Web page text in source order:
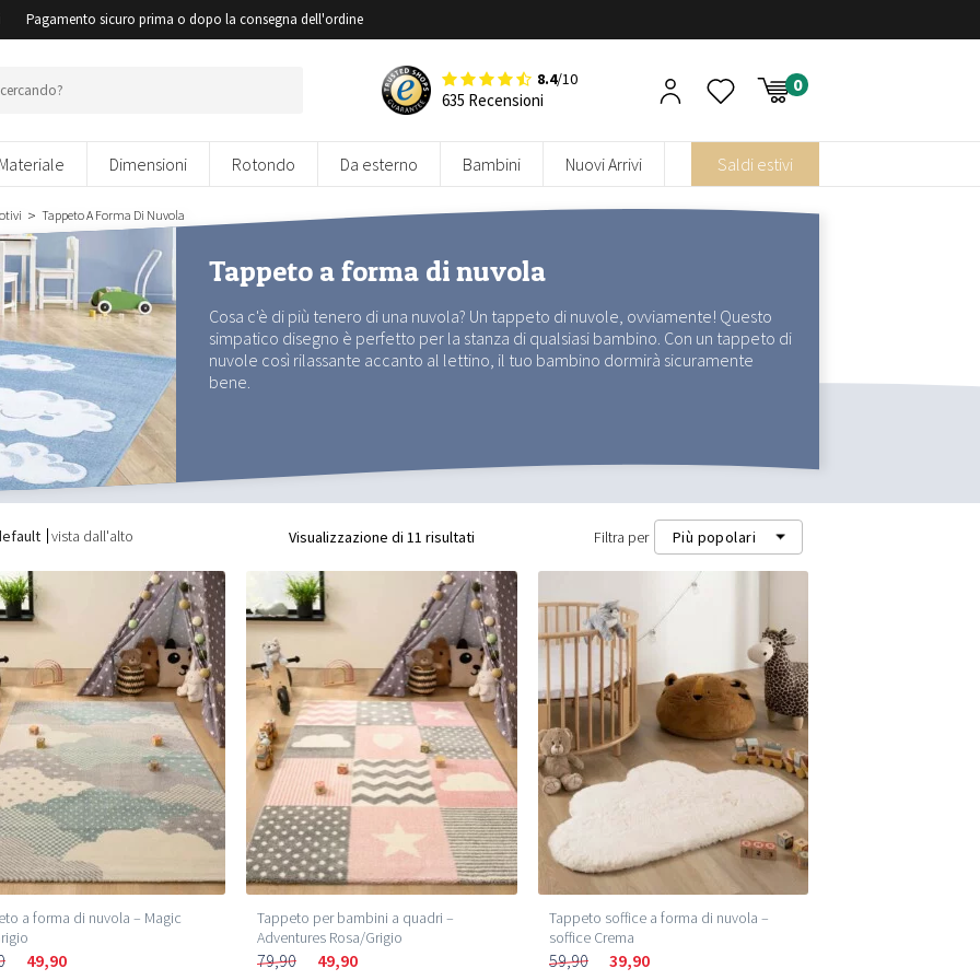
Pagamento sicuro prima o dopo la consegna dell'ordine
8.4/10
635 Recensioni
Materiale Dimensioni Rotondo Da esterno Bambini Nuovi Arrivi Saldi estivi
Tappeto A Forma Di Nuvola
Tappeto a forma di nuvola
Cosa c'è di più tenero di una nuvola? Un tappeto di nuvole, ovviamente! Questo
simpatico disegno è perfetto per la stanza di qualsiasi bambino. Con un tappeto di
nuvole così rilassante accanto al lettino, il tuo bambino dormirà sicuramente
bene.
vista dall'alto Visualizzazione di 11 risultati Filtra per Più popolari
Più popolari
Più recenti
Prezzo più basso (m²)
Prezzo più alto (m²)
a forma di nuvola – Magic
49,90
Tappeto per bambini a quadri –
Adventures Rosa/Grigio
79,90 49,90
Tappeto soffice a forma di nuvola –
soffice Crema
59,90 39,90